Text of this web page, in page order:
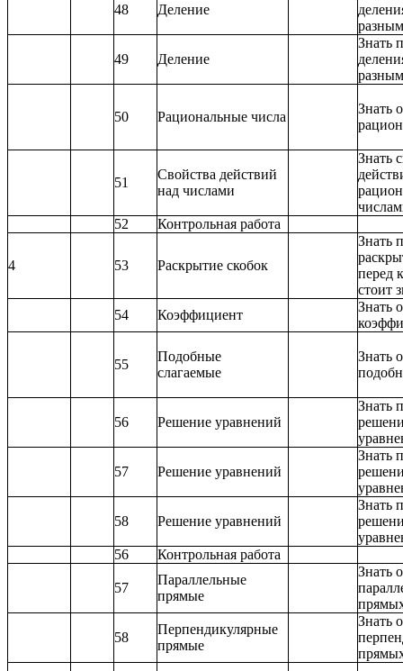
48 Деление
49 Деление
Знать
50 Рациональные числа
Знать
51
Свойства действий
над числами
Знать
52
Контрольная работа
4 53 Раскрытие скобок
Знать
перед
стоит
54
Коэффициент
Знать
55
Подобные
слагаемые
Знать
56 Решение уравнений
Знать
57 Решение уравнений
Знать
58 Решение уравнений
Знать
56
Контрольная работа
57
Параллельные
прямые
Знать
58
Перпендикулярные
прямые
Знать